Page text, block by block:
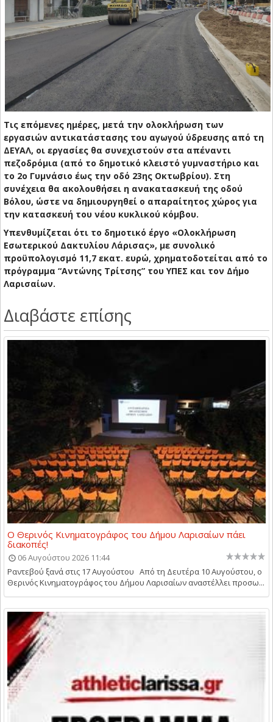
Τις επόμενες ημέρες, μετά την ολοκλήρωση των
εργασιών αντικατάστασης του αγωγού ύδρευσης από τη
ΔΕΥΑΛ, οι εργασίες θα συνεχιστούν στα απέναντι
πεζοδρόμια (από το δημοτικό κλειστό γυμναστήριο και
το 2ο Γυμνάσιο έως την οδό 23ης Οκτωβρίου). Στη
συνέχεια θα ακολουθήσει η ανακατασκευή της οδού
Βόλου, ώστε να δημιουργηθεί ο απαραίτητος χώρος για
την κατασκευή του νέου κυκλικού κόμβου.
Υπενθυμίζεται ότι το δημοτικό έργο «Ολοκλήρωση
Εσωτερικού Δακτυλίου Λάρισας», με συνολικό
προϋπολογισμό 11,7 εκατ. ευρώ, χρηματοδοτείται από το
πρόγραμμα “Αντώνης Τρίτσης” του ΥΠΕΣ και τον Δήμο
Λαρισαίων.
Διαβάστε επίσης
Ο Θερινός Κινηματογράφος του Δήμου Λαρισαίων πάει
διακοπές!
06 Αυγούστου 2026 11:44
Ραντεβού ξανά στις 17 Αυγούστου Από τη Δευτέρα 10 Αυγούστου, ο
Θερινός Κινηματογράφος του Δήμου Λαρισαίων αναστέλλει προσω...